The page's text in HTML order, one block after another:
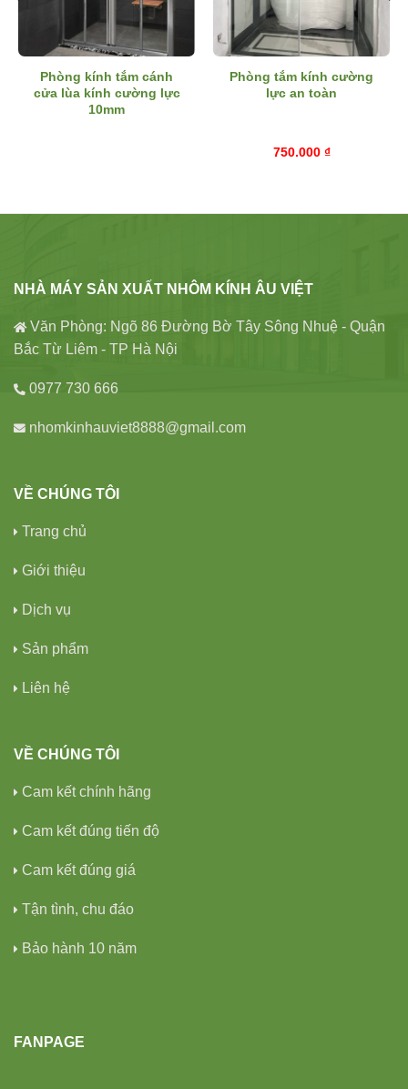
Phòng kính tắm cánh
cửa lùa kính cường lực
10mm
Phòng tắm kính cường
lực an toàn
750.000 ₫
NHÀ MÁY SẢN XUẤT NHÔM KÍNH ÂU VIỆT
Văn Phòng: Ngõ 86 Đường Bờ Tây Sông Nhuệ - Quận
Bắc Từ Liêm - TP Hà Nội
0977 730 666
nhomkinhauviet8888@gmail.com
VỀ CHÚNG TÔI
Trang chủ
Giới thiệu
Dịch vụ
Sản phẩm
Liên hệ
VỀ CHÚNG TÔI
Cam kết chính hãng
Cam kết đúng tiến độ
Cam kết đúng giá
Tận tình, chu đáo
Bảo hành 10 năm
FANPAGE